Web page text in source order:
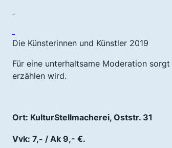
Die Künsterinnen und Künstler 2019
Für eine unterhaltsame Moderation
erzählen wird.
Ort: KulturStellmacherei, Oststr. 31
Vvk: 7,- / Ak 9,- €.